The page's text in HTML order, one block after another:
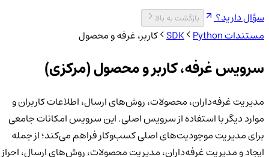
سؤال دارید؟
بازگشت به بالا
مستندات SDKPython کاربر، غرفه و محصول
سرویس غرفه، کاربر و محصول (مرکزی)
مدیریت غرفه‌داران، محصولات، روش‌های ارسال، اطلاعات کاربران و
موارد دیگر با استفاده از سرویس اصلی. این سرویس امکانات جامعی
برای مدیریت موجودیت‌های اصلی کسب‌وکار فراهم می‌کند؛ از جمله
ایجاد و مدیریت غرفه‌داران، مدیریت محصولات، روش‌های ارسال، احراز